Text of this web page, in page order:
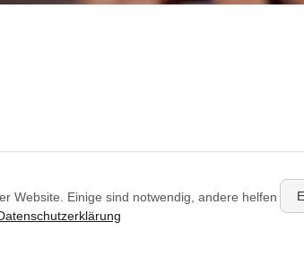
Website. Einige sind notwendig, andere helfen